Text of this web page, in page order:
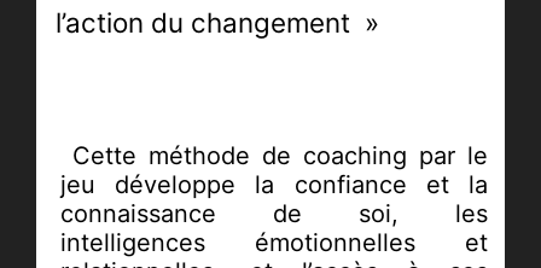
l’action du changement »
Cette méthode de coaching par le
jeu développe la confiance et la
connaissance de soi, les
intelligences émotionnelles et